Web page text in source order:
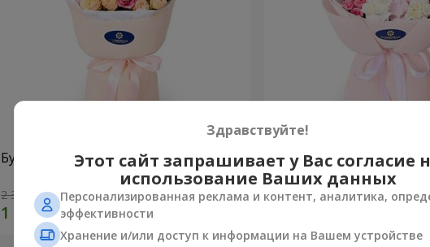
Букет "Мечты сбываются"
2 352 грн Заказать
Букет "Марта"
3 199 грн
Здравствуйте!
Этот сайт запрашивает у Вас согласие
использование Ваших данных
Персонализированная реклама и контент, аналитика,
эффективности
Хранение и/или доступ к информации на Вашем устройстве